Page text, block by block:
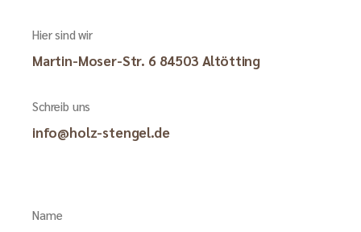
Hier sind wir
Martin-Moser-Str. 6 84503 Altötting
Schreib uns
info@holz-stengel.de
Name